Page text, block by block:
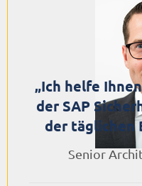
„Ich helfe
der SAP
der täglichen
Senior